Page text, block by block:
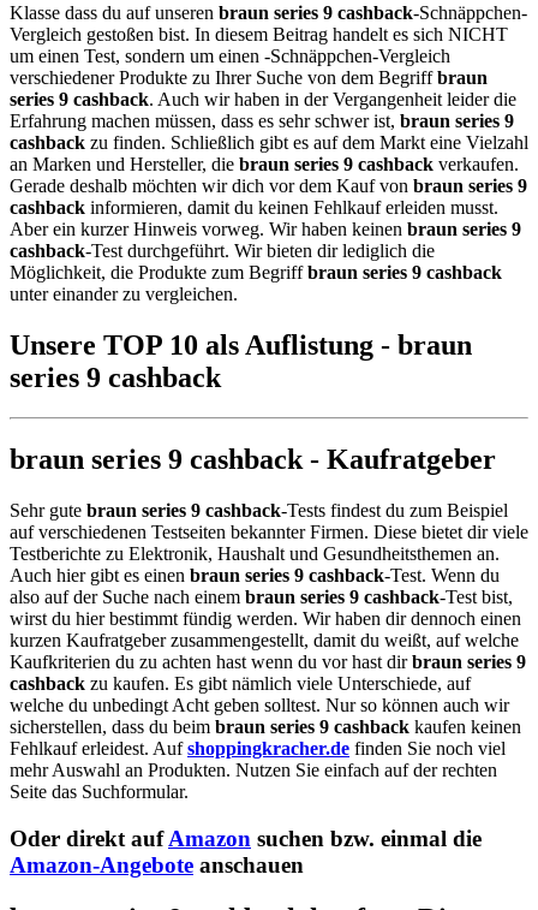
Klasse dass du auf unseren braun series 9 cashback-Schnäppchen-
Vergleich gestoßen bist. In diesem Beitrag handelt es sich NICHT
um einen Test, sondern um einen -Schnäppchen-Vergleich
verschiedener Produkte zu Ihrer Suche von dem Begriffbraun
series 9 cashback. Auch wir haben in der Vergangenheit leider die
Erfahrung machen müssen, dass es sehr schwer ist, braun series 9
cashback zu finden. Schließlich gibt es auf dem Markt eine Vielzahl
an Marken und Hersteller, die braun series 9 cashback verkaufen.
Gerade deshalb möchten wir dich vor dem Kauf von braun series 9
cashback informieren, damit du keinen Fehlkauf erleiden musst.
Aber ein kurzer Hinweis vorweg. Wir haben keinen braun series 9
cashback-Test durchgeführt. Wir bieten dir lediglich die
Möglichkeit, die Produkte zum Begriffbraun series 9 cashback
unter einander zu vergleichen.
Unsere TOP 10 als Auflistung - braun
series 9 cashback
braun series 9 cashback - Kaufratgeber
Sehr gute braun series 9 cashback-Tests findest du zum Beispiel
auf verschiedenen Testseiten bekannter Firmen. Diese bietet dir viele
Testberichte zu Elektronik, Haushalt und Gesundheitsthemen an.
Auch hier gibt es einen braun series 9 cashback-Test. Wenn du
also auf der Suche nach einem braun series 9 cashback-Test bist,
wirst du hier bestimmt fündig werden. Wir haben dir dennoch einen
kurzen Kaufratgeber zusammengestellt, damit du weißt, auf welche
Kaufkriterien du zu achten hast wenn du vor hast dirbraun series 9
cashback zu kaufen. Es gibt nämlich viele Unterschiede, auf
welche du unbedingt Acht geben solltest. Nur so können auch wir
sicherstellen, dass du beim braun series 9 cashback kaufen keinen
Fehlkauf erleidest. Aufshoppingkracher.de finden Sie noch viel
mehr Auswahl an Produkten. Nutzen Sie einfach auf der rechten
Seite das Suchformular.
Oder direkt aufAmazon suchen bzw. einmal die
Amazon-Angebote anschauen